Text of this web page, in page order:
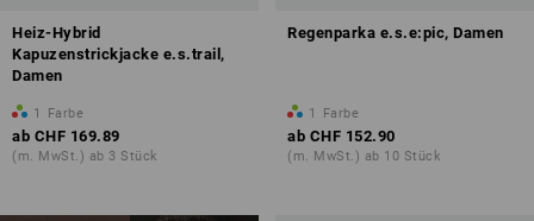
Heiz-Hybrid
Kapuzenstrickjacke e.s.trail,
Damen
1 Farbe
ab CHF 169.89
(m. MwSt.) ab 3 Stück
Regenparka e.s.e:pic, Damen
1 Farbe
ab CHF 152.90
(m. MwSt.) ab 10 Stück